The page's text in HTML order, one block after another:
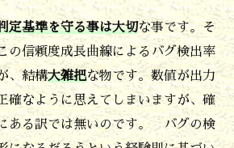
定基準を守る事は大切な事です。そ
の信頼度成長曲線によるバグ検出率
、結構大雑把な物です。数値が出力
確なように思えてしまいますが、確
ある訳では無いのです。 バグの検